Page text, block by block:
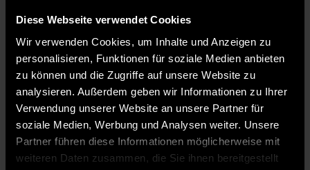
Diese Webseite verwendet Cookies
Wir verwenden Cookies, um Inhalte und Anzeigen zu
personalisieren, Funktionen für soziale Medien anbieten
zu können und die Zugriffe auf unsere Website zu
analysieren. Außerdem geben wir Informationen zu Ihrer
Verwendung unserer Website an unsere Partner für
soziale Medien, Werbung und Analysen weiter. Unsere
Partner führen diese Informationen möglicherweise mit
weiteren Daten zusammen, die Sie ihnen bereitgestellt
IGF
BFS
EXIST
Abteilung Drittmittelmanagement
Drittmittel I
Teamleiter
ITC2 1.54